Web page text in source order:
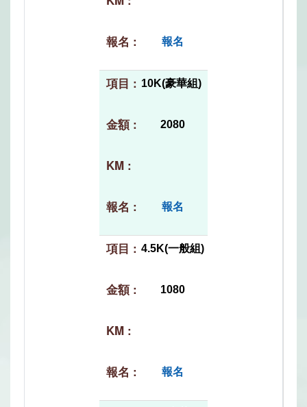
報名
10K(豪華組)
2080
報名
4.5K(一般組)
1080
報名